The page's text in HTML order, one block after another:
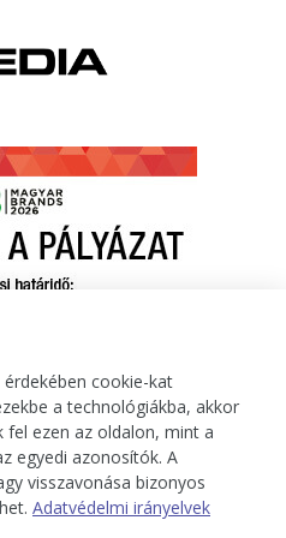
cookie-kat
a technológiákba, akkor
ezen az oldalon, mint a
egyedi azonosítók. A
visszavonása bizonyos
Adatvédelmi irányelvek